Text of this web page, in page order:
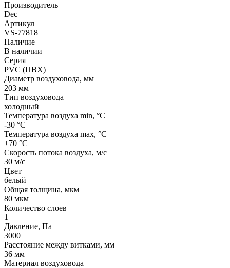
Производитель
Dec
Артикул
VS-77818
Наличие
В наличии
Серия
PVC (ПВХ)
Диаметр воздуховода, мм
203 мм
Тип воздуховода
холодный
Температура воздуха min, °С
-30 °С
Температура воздуха max, °С
+70 °С
Скорость потока воздуха, м/с
30 м/с
Цвет
белый
Общая толщина, мкм
80 мкм
Количество слоев
1
Давление, Па
3000
Расстояние между витками, мм
36 мм
Материал воздуховода